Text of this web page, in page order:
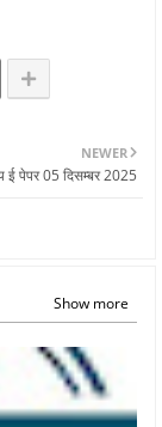
NEWER
ई पेपर 05 दिसम्बर 2025
Show more